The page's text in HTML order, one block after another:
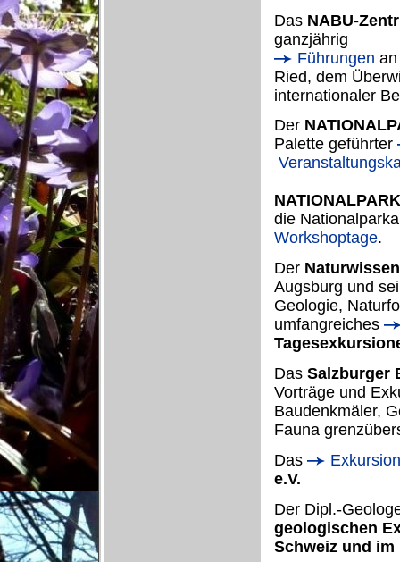
Das NABU-
ganzjährig
Führungen
Ried, dem
internationaler
Der
Palette geführter
die
Workshoptage.
Der
Augsburg und
Geologie,
umfangreiches
Das Salzburger
Vorträge und
Baudenkmäler,
Fauna
Das
e.V.
Der Dipl.-
geologischen
Schweiz und im